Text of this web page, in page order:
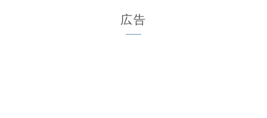
広告